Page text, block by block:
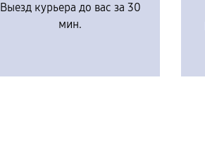
Выезд курьера до вас за 30
мин.